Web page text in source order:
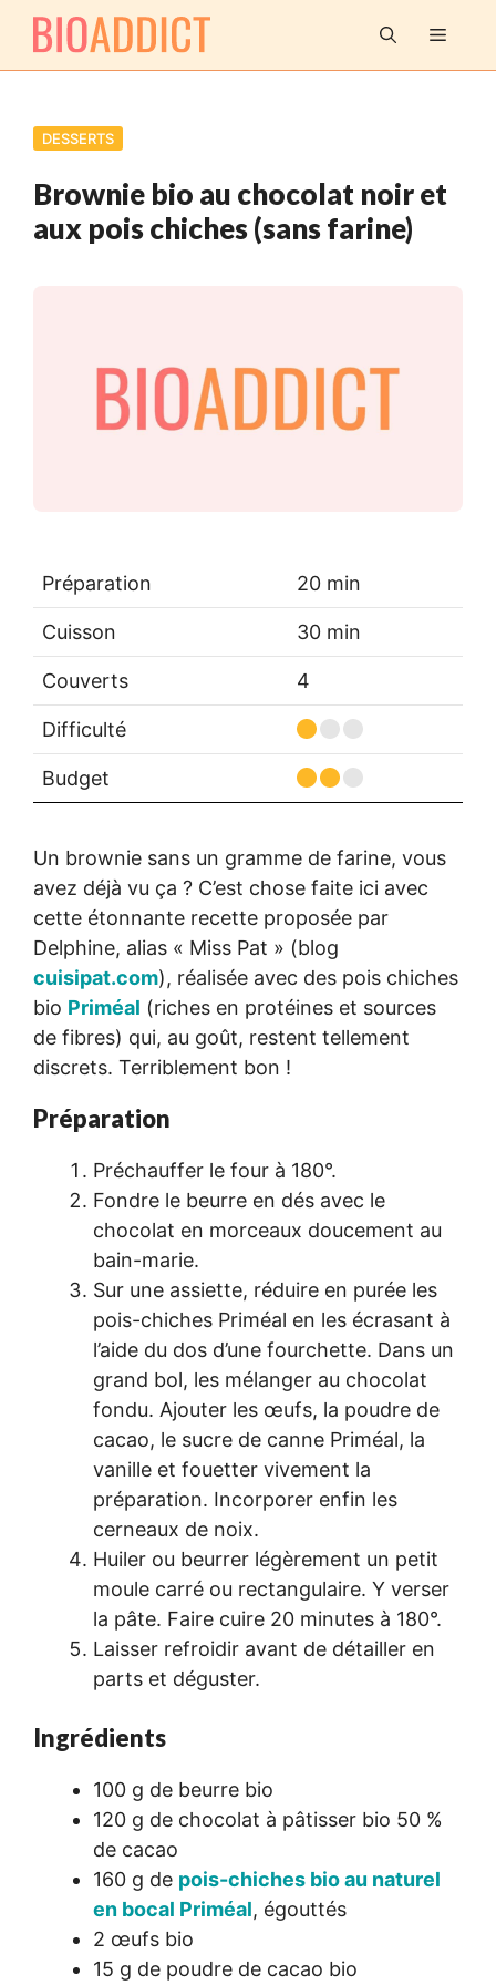
Aller
contenu
MENU
DESSERTS
Brownie bio au chocolat noir et
aux pois chiches (sans farine)
Préparation 20 min
Cuisson 30 min
Couverts 4
Difficulté
Budget
Un brownie sans un gramme de farine, vous
avez déjà vu ça ? C’est chose faite ici avec
cette étonnante recette proposée par
Delphine, alias « Miss Pat » (blog
cuisipat.com), réalisée avec des pois chiches
bio Priméal (riches en protéines et sources
de fibres) qui, au goût, restent tellement
discrets. Terriblement bon !
Préparation
Préchauffer le four à 180°.
Fondre le beurre en dés avec le
chocolat en morceaux doucement au
bain-marie.
Sur une assiette, réduire en purée les
pois-chiches Priméal en les écrasant à
l’aide du dos d’une fourchette. Dans un
grand bol, les mélanger au chocolat
fondu. Ajouter les œufs, la poudre de
cacao, le sucre de canne Priméal, la
vanille et fouetter vivement la
préparation. Incorporer enfin les
cerneaux de noix.
Huiler ou beurrer légèrement un petit
moule carré ou rectangulaire. Y verser
la pâte. Faire cuire 20 minutes à 180°.
Laisser refroidir avant de détailler en
parts et déguster.
Ingrédients
100 g de beurre bio
120 g de chocolat à pâtisser bio 50 %
de cacao
160 g de pois-chiches bio au naturel
en bocal Priméal, égouttés
2 œufs bio
15 g de poudre de cacao bio